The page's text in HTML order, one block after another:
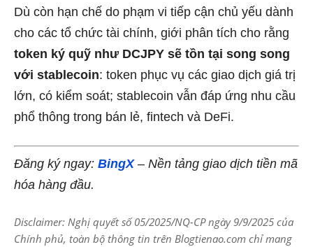
Dù còn hạn chế do phạm vi tiếp cận chủ yếu dành
cho các tổ chức tài chính, giới phân tích cho rằng
token ký quỹ như DCJPY sẽ tồn tại song song
với stablecoin: token phục vụ các giao dịch giá trị
lớn, có kiểm soát; stablecoin vẫn đáp ứng nhu cầu
phổ thông trong bán lẻ, fintech và DeFi.
Đăng ký ngay: BingX– Nền tảng giao dịch tiền mã
hóa hàng đầu.
Disclaimer: Nghị quyết số 05/2025/NQ-CP ngày 9/9/2025 của
Chính phủ, toàn bộ thông tin trên Blogtienao.com chỉ mang